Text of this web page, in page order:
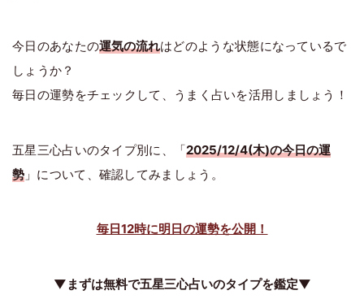
今日のあなたの運気の流れはどのような状態になっているで
しょうか？
毎日の運勢をチェックして、うまく占いを活用しましょう！
五星三心占いのタイプ別に、「2025/12/4(木)の今日の運
勢 」について、確認してみましょう。
毎日12時に明日の運勢を公開！
▼まずは無料で五星三心占いのタイプを鑑定▼